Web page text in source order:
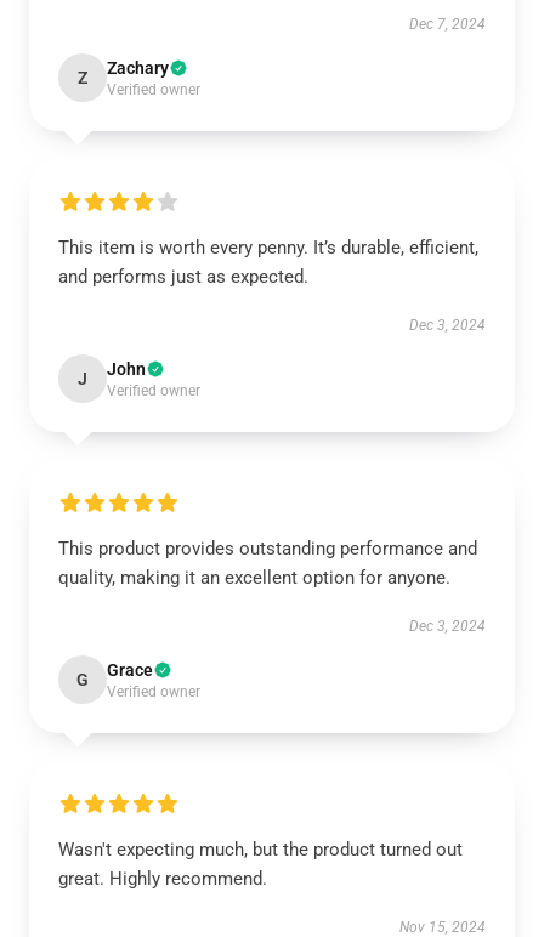
Dec 7, 2024
Z Zachary
Verified owner
This item is worth every penny. It’s durable, efficient,
and performs just as expected.
Dec 3, 2024
J John
Verified owner
This product provides outstanding performance and
quality, making it an excellent option for anyone.
Dec 3, 2024
G Grace
Verified owner
Wasn't expecting much, but the product turned out
great. Highly recommend.
Nov 15, 2024